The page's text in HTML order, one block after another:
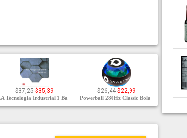
$37,25 $35,39
Tecnologia Industrial 1 Ba
$26,44 $22,99
Powerball 280Hz Classic Bola